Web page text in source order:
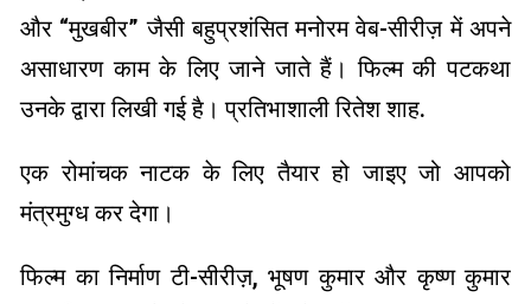
और “मुखबीर” जैसी बहुप्रशंसित मनोरम वेब-सीरीज़ में अपने
असाधारण काम के लिए जाने जाते हैं। फिल्म की पटकथा
उनके द्वारा लिखी गई है। प्रतिभाशाली रितेश शाह.
एक रोमांचक नाटक के लिए तैयार हो जाइए जो आपको
मंत्रमुग्ध कर देगा।
फिल्म का निर्माण टी-सीरीज़, भूषण कुमार और कृष्ण कुमार